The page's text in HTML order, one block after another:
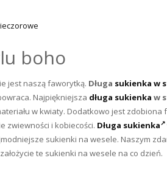
boho
jest naszą faworytką. Długa sukienka w
Najpiękniejsza długa sukienka w
w kwiaty. Dodatkowo jest zdobiona
zwiewności i kobiecości. Długa sukienka
sukienki na wesele. Naszym
te sukienki na wesele na co dzień.